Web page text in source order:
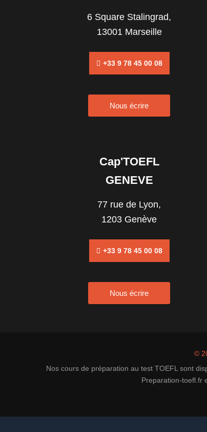
6 Square Stalingrad,
13001 Marseille
+33 9 78 45 00 08
Nous écrire
Cap'TOEFL
GENEVE
77 rue de Lyon,
1203 Genève
+33 9 78 45 00 08
Nous écrire
©
Nos cours de préparation au test TOEFL sont
Preparation-toefl.fr